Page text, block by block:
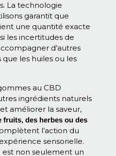
La technologie
garantit que
une quantité exacte
les incertitudes de
d’autres
les huiles ou les
au CBD
ingrédients naturels
améliorer la saveur,
fruits, des herbes ou des
l’action du
sensorielle.
non seulement un